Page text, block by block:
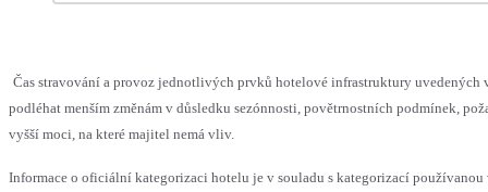
Čas stravování a provoz jednotlivých prvků hotelové infrastruktury uvedených
podléhat menším změnám v důsledku sezónnosti, povětrnostních podmínek,
vyšší moci, na které majitel nemá vliv.
Informace o oficiální kategorizaci hotelu je v souladu s kategorizací používanou